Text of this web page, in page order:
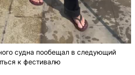
судна пообещал в следующий
к фестивалю